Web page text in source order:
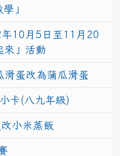
」
10月5日至11月20
來」活動
蛋改為蒲瓜滑蛋
卡(八九年級)
小米蒸飯